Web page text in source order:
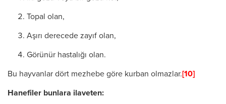
Topal olan,
Aşırı derecede zayıf olan,
Görünür hastalığı olan.
Bu hayvanlar dört mezhebe göre kurban olmazlar.[10]
Hanefiler bunlara ilaveten: